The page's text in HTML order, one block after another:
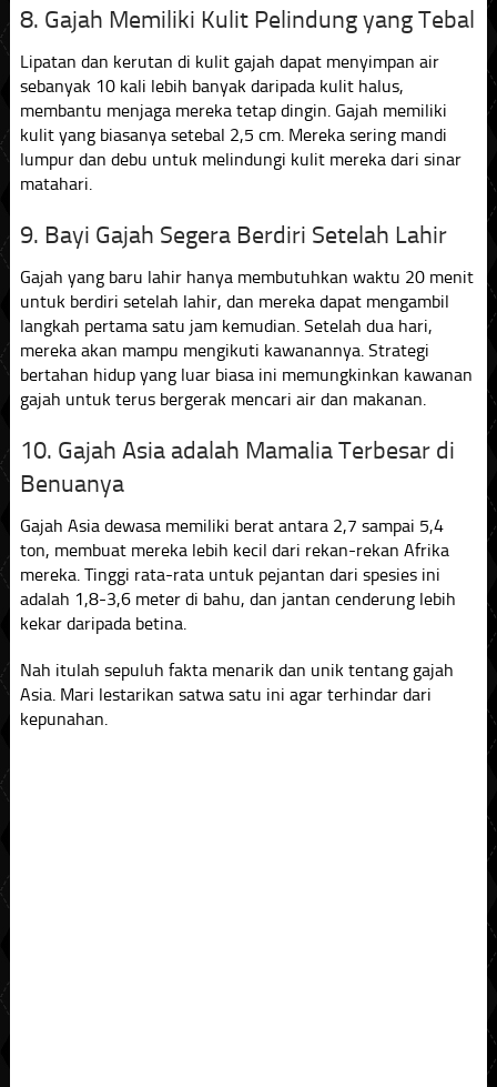
8. Gajah Memiliki Kulit Pelindung yang Tebal
Lipatan dan kerutan di kulit gajah dapat menyimpan air
sebanyak 10 kali lebih banyak daripada kulit halus,
membantu menjaga mereka tetap dingin. Gajah memiliki
kulit yang biasanya setebal 2,5 cm. Mereka sering mandi
lumpur dan debu untuk melindungi kulit mereka dari sinar
matahari.
9. Bayi Gajah Segera Berdiri Setelah Lahir
Gajah yang baru lahir hanya membutuhkan waktu 20 menit
untuk berdiri setelah lahir, dan mereka dapat mengambil
langkah pertama satu jam kemudian. Setelah dua hari,
mereka akan mampu mengikuti kawanannya. Strategi
bertahan hidup yang luar biasa ini memungkinkan kawanan
gajah untuk terus bergerak mencari air dan makanan.
10. Gajah Asia adalah Mamalia Terbesar di
Benuanya
Gajah Asia dewasa memiliki berat antara 2,7 sampai 5,4
ton, membuat mereka lebih kecil dari rekan-rekan Afrika
mereka. Tinggi rata-rata untuk pejantan dari spesies ini
adalah 1,8-3,6 meter di bahu, dan jantan cenderung lebih
kekar daripada betina.
Nah itulah sepuluh fakta menarik dan unik tentang gajah
Asia. Mari lestarikan satwa satu ini agar terhindar dari
kepunahan.